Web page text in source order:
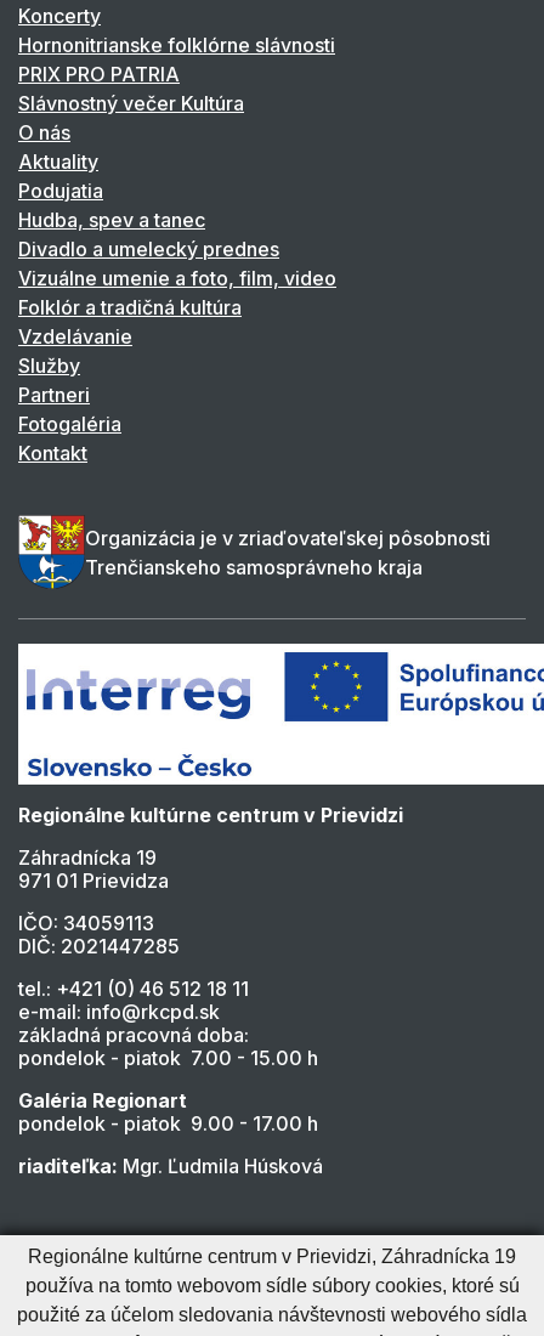
Koncerty
Hornonitrianske folklórne slávnosti
PRIX PRO PATRIA
Slávnostný večer Kultúra
O nás
Aktuality
Podujatia
Hudba, spev a tanec
Divadlo a umelecký prednes
Vizuálne umenie a foto, film, video
Folklór a tradičná kultúra
Vzdelávanie
Služby
Partneri
Fotogaléria
Kontakt
Organizácia je v zriaďovateľskej pôsobnosti
Trenčianskeho samosprávneho kraja
Regionálne kultúrne centrum v Prievidzi
Záhradnícka 19
971 01 Prievidza
IČO: 34059113
DIČ: 2021447285
tel.: +421 (0) 46 512 18 11
e-mail: info@rkcpd.sk
základná pracovná doba:
pondelok - piatok 7.00 - 15.00 h
Galéria Regionart
pondelok - piatok 9.00 - 17.00 h
riaditeľka: Mgr. Ľudmila Húsková
Regionálne kultúrne centrum v Prievidzi, Záhradnícka 19
používa na tomto webovom sídle súbory cookies, ktoré sú
použité za účelom sledovania návštevnosti webového sídla